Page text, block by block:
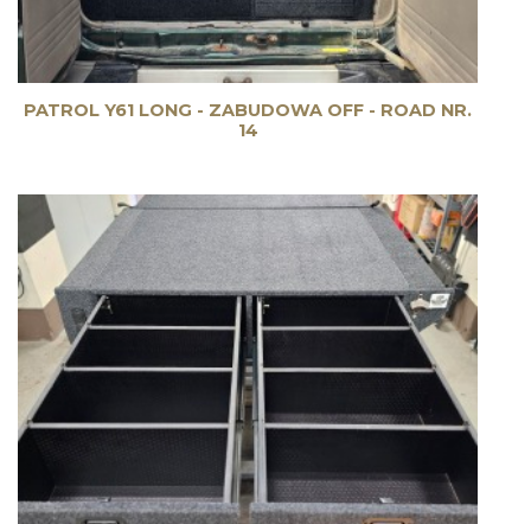
PATROL Y61 LONG - ZABUDOWA OFF - ROAD NR.
14